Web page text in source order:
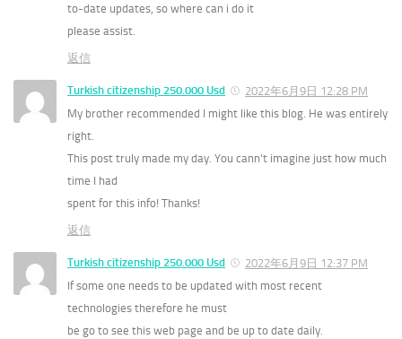
to-date updates, so where can i do it
please assist.
返信
Turkish citizenship 250.000 Usd
2022年6月9日 12:28 PM
My brother recommended I might like this blog. He was entirely
right.
This post truly made my day. You cann’t imagine just how much
time I had
spent for this info! Thanks!
返信
Turkish citizenship 250.000 Usd
2022年6月9日 12:37 PM
If some one needs to be updated with most recent
technologies therefore he must
be go to see this web page and be up to date daily.